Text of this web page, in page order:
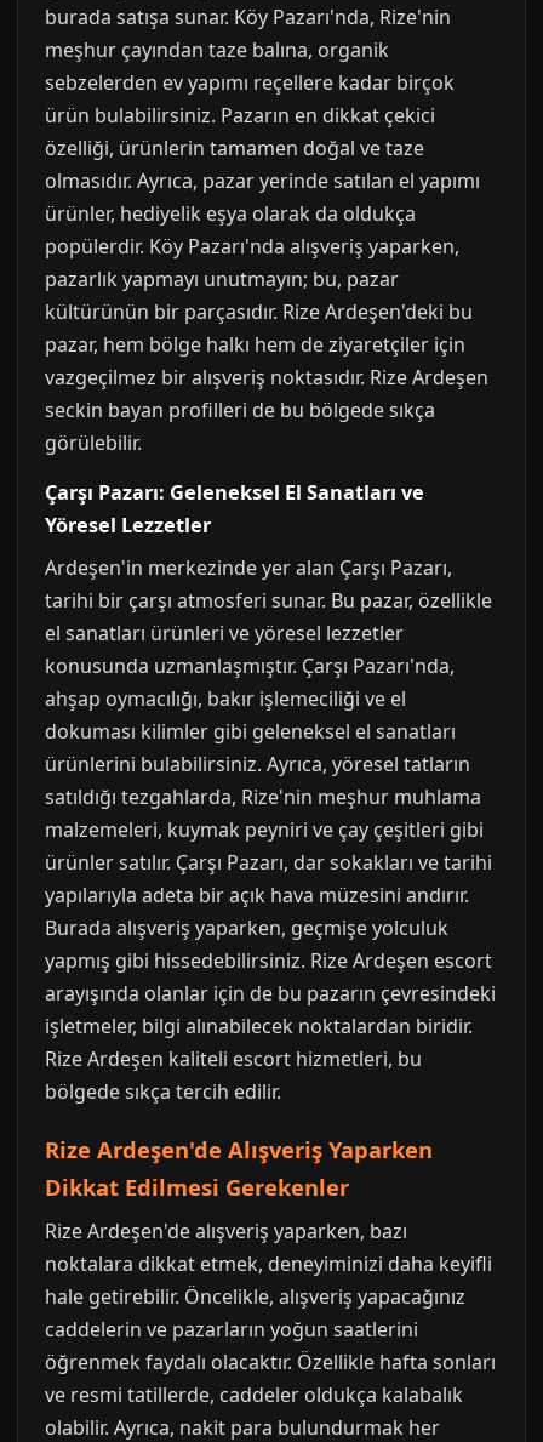
burada satışa sunar. Köy Pazarı'nda, Rize'nin
meşhur çayından taze balına, organik
sebzelerden ev yapımı reçellere kadar birçok
ürün bulabilirsiniz. Pazarın en dikkat çekici
özelliği, ürünlerin tamamen doğal ve taze
olmasıdır. Ayrıca, pazar yerinde satılan el yapımı
ürünler, hediyelik eşya olarak da oldukça
popülerdir. Köy Pazarı'nda alışveriş yaparken,
pazarlık yapmayı unutmayın; bu, pazar
kültürünün bir parçasıdır. Rize Ardeşen'deki bu
pazar, hem bölge halkı hem de ziyaretçiler için
vazgeçilmez bir alışveriş noktasıdır. Rize Ardeşen
seckin bayan profilleri de bu bölgede sıkça
görülebilir.
Çarşı Pazarı: Geleneksel El Sanatları ve
Yöresel Lezzetler
Ardeşen'in merkezinde yer alan Çarşı Pazarı,
tarihi bir çarşı atmosferi sunar. Bu pazar, özellikle
el sanatları ürünleri ve yöresel lezzetler
konusunda uzmanlaşmıştır. Çarşı Pazarı'nda,
ahşap oymacılığı, bakır işlemeciliği ve el
dokuması kilimler gibi geleneksel el sanatları
ürünlerini bulabilirsiniz. Ayrıca, yöresel tatların
satıldığı tezgahlarda, Rize'nin meşhur muhlama
malzemeleri, kuymak peyniri ve çay çeşitleri gibi
ürünler satılır. Çarşı Pazarı, dar sokakları ve tarihi
yapılarıyla adeta bir açık hava müzesini andırır.
Burada alışveriş yaparken, geçmişe yolculuk
yapmış gibi hissedebilirsiniz. Rize Ardeşen escort
arayışında olanlar için de bu pazarın çevresindeki
işletmeler, bilgi alınabilecek noktalardan biridir.
Rize Ardeşen kaliteli escort hizmetleri, bu
bölgede sıkça tercih edilir.
Rize Ardeşen'de Alışveriş Yaparken
Dikkat Edilmesi Gerekenler
Rize Ardeşen'de alışveriş yaparken, bazı
noktalara dikkat etmek, deneyiminizi daha keyifli
hale getirebilir. Öncelikle, alışveriş yapacağınız
caddelerin ve pazarların yoğun saatlerini
öğrenmek faydalı olacaktır. Özellikle hafta sonları
ve resmi tatillerde, caddeler oldukça kalabalık
olabilir. Ayrıca, nakit para bulundurmak her